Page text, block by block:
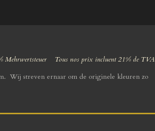
Tous nos prix incluent 21% de TVA
Wij streven ernaar om de originele kleuren zo